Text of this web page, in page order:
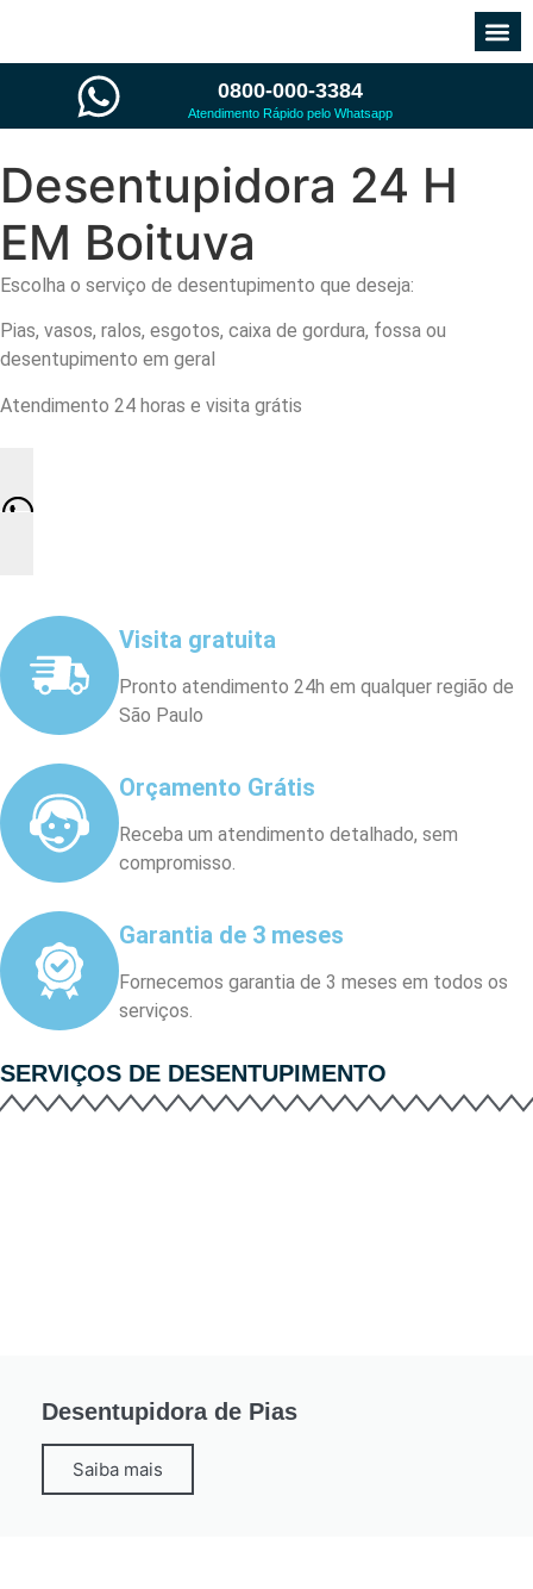
0800-000-3384
Atendimento Rápido pelo Whatsapp
Desentupidora 24 H
EM Boituva
Escolha o serviço de desentupimento que deseja:
Pias, vasos, ralos, esgotos, caixa de gordura, fossa ou
desentupimento em geral
Atendimento 24 horas e visita grátis
Visita gratuita
Pronto atendimento 24h em qualquer região de
São Paulo
Orçamento Grátis
Receba um atendimento detalhado, sem
compromisso.
Garantia de 3 meses
Fornecemos garantia de 3 meses em todos os
serviços.
SERVIÇOS DE DESENTUPIMENTO
Desentupidora de Pias
Saiba mais